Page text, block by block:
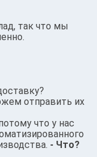
так что мы
отправить их
что у нас
- Что?